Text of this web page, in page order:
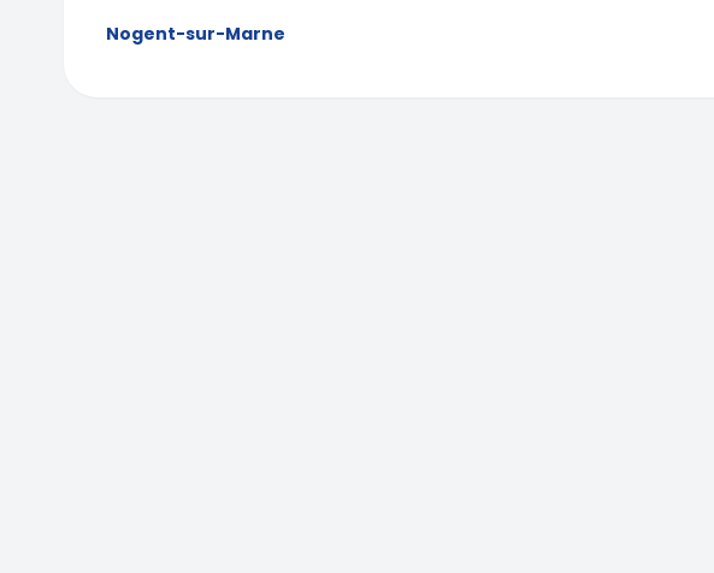
Nogent-sur-Marne